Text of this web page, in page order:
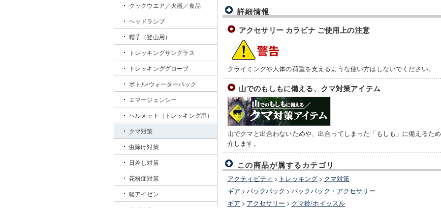
詳細情報
アクセサリー カラビナ ご使用上の注意
クライミングや人体の荷重を支えるような使い方はしないでください。
山でのもしもに備える、クマ対策アイテム
山でクマと出合わないためや、出合ってしまった「もしも」に備えるた
介します。
この商品が属するカテゴリ
アクティビティ > トレッキング > クマ対策
ギア > バックパック > バックパック・アクセサリー
ギア > アクセサリー > クマ鈴/ホイッスル
クックウエア／火器／食品
ヘッドランプ
帽子（登山用）
トレッキングサングラス
トレッキンググローブ
ボトル/ウォーターパック
エマージェンシー
ヘルメット（トレッキング用）
クマ対策
虫除け対策
日差し対策
花粉症対策
軽アイゼン